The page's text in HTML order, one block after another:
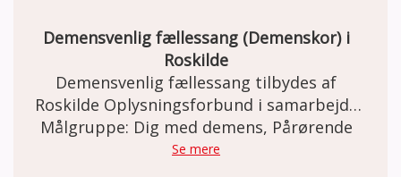
Demensvenlig fællessang (Demenskor) i
Roskilde
Demensvenlig fællessang tilbydes af
Roskilde Oplysningsforbund i samarbejde
med Roskilde Kommunes Demensteam og
Alzheimerforeningen Østsjælland.
Målgruppe: Dig med demens, Pårørende
Se mere